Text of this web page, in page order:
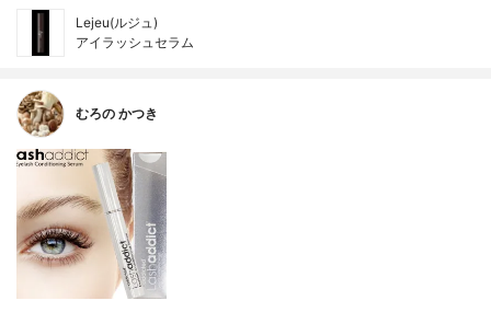
Lejeu(ルジュ)
アイラッシュセラム
むろの かつき